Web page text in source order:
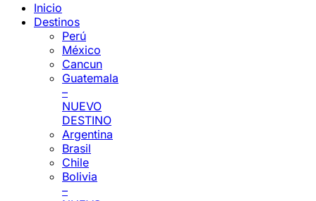
Inicio
Destinos
Perú
México
Cancun
Guatemala
–
NUEVO
DESTINO
Argentina
Brasil
Chile
Bolivia
–